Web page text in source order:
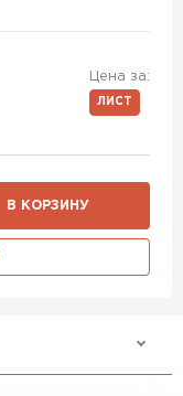
Цена за:
ЛИСТ
В КОРЗИНУ